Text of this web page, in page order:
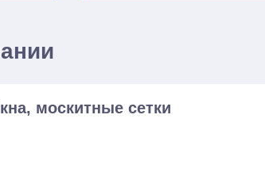
москитные сетки